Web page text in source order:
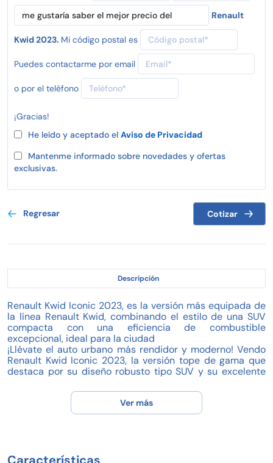
Renault
Kwid 2023. Mi código postal es
Puedes contactarme por email
o por el teléfono
¡Gracias!
He leído y aceptado el Aviso de Privacidad
Mantenme informado sobre novedades y ofertas
exclusivas.
Regresar Cotizar
Descripción
Renault Kwid Iconic 2023, es la versión más equipada de
la línea Renault Kwid, combinando el estilo de una SUV
compacta con una eficiencia de combustible
excepcional, ideal para la ciudad
¡Llévate el auto urbano más rendidor y moderno! Vendo
Renault Kwid Iconic 2023, la versión tope de gama que
destaca por su diseño robusto tipo SUV y su excelente
estudiantes, parejas jóvenes o quienes buscan ahorrar en
gasolina sin sacrificar comodidad.
con un gasto mínimo.
Ver más
Características